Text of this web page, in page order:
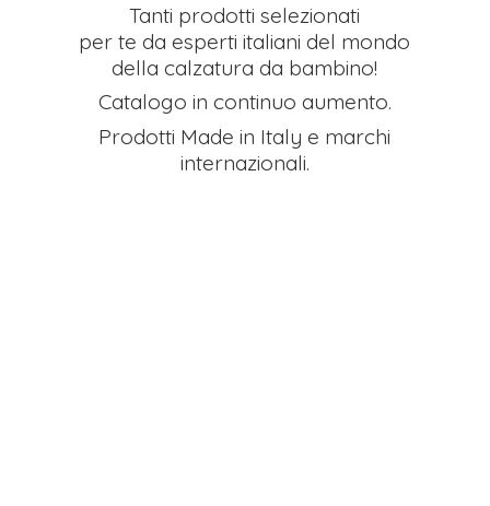
Tanti prodotti selezionati
per te da esperti italiani del mondo
della calzatura da bambino!
Catalogo in continuo aumento.
Prodotti Made in Italy e marchi
internazionali.